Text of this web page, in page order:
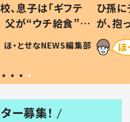
、息子は「ギフテ
父が“ウチ給食”を
由とは #令和の親
ほ・とせなNEWS編集部
ひ孫
が、
「涙が
い」
ー募集！